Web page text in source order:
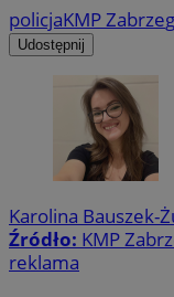
policjaKMP Zabrze
Udostępnij
Karolina Bauszek-
Źródło: KMP
reklama